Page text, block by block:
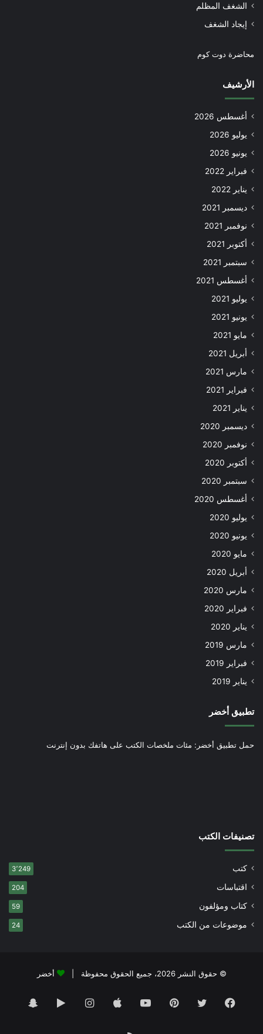
الشغف المظلم
إيجاد الشغف
محاضرة دوت كوم
الأرشيف
أغسطس 2026
يوليو 2026
يونيو 2026
فبراير 2022
يناير 2022
ديسمبر 2021
نوفمبر 2021
أكتوبر 2021
سبتمبر 2021
أغسطس 2021
يوليو 2021
يونيو 2021
مايو 2021
أبريل 2021
مارس 2021
فبراير 2021
يناير 2021
ديسمبر 2020
نوفمبر 2020
أكتوبر 2020
سبتمبر 2020
أغسطس 2020
يوليو 2020
يونيو 2020
مايو 2020
أبريل 2020
مارس 2020
فبراير 2020
يناير 2020
مارس 2019
فبراير 2019
يناير 2019
تطبيق أخضر
حمل تطبيق أخضر: مئات ملخصات الكتب على هاتفك بدون إنترنت
تصنيفات الكتب
كتب 3٬249
اقتباسات 204
كتاب ومؤلفون 59
موضوعات من الكتب 24
© حقوق النشر 2026، جميع الحقوق محفوظة | أخضر
فيسبوك تويتر بينتيريستيوتيوب انستقرام‏Google